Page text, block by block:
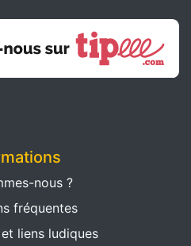
nous ?
fréquentes
liens ludiques